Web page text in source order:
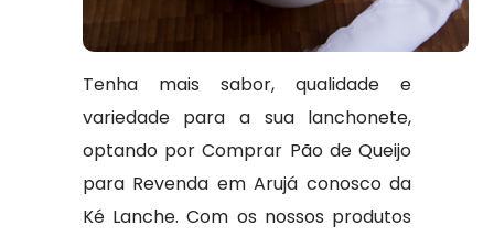
Tenha mais sabor, qualidade e
variedade para a sua lanchonete,
optando por Comprar Pão de Queijo
para Revenda em Arujá conosco da
Ké Lanche. Com os nossos produtos